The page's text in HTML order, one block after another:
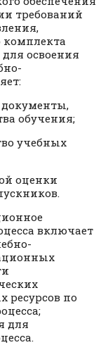
требований
освоения
обучения;
учебных
оценки
включает
по
для